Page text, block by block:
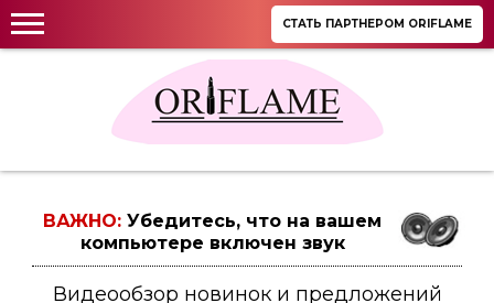
СТАТЬ ПАРТНЕРОМ ORIFLAME
ВАЖНО: Убедитесь, что на вашем
компьютере включен звук
Видеообзор новинок и предложений